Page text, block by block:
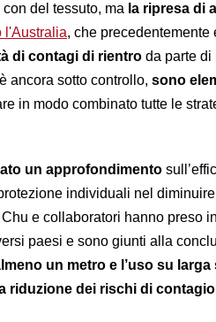
del tessuto, ma la ripresa di
l'Australia, che precedentemente
di contagi di rientro da parte di
ancora sotto controllo, sono
in modo combinato tutte le
un approfondimento
individuali nel
e collaboratori hanno preso
paesi e sono giunti alla
un metro e l’uso su larga
riduzione dei rischi di